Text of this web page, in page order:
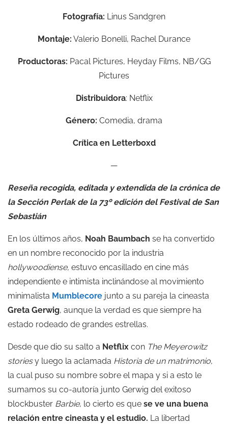
Fotografía: Linus Sandgren
Montaje: Valerio Bonelli, Rachel Durance
Productoras: Pacal Pictures, Heyday Films, NB/GG
Pictures
Distribuidora: Netflix
Género: Comedia, drama
Crítica en Letterboxd
—
Reseña recogida, editada y extendida de la crónica de
la Sección Perlakde la 73º edición del Festival de San
Sebastián
En los últimos años, Noah Baumbach se ha convertido
en un nombre reconocido por la industria
hollywoodiense, estuvo encasillado en cine más
independiente e intimista inclinándose al movimiento
minimalista Mumblecore junto a su pareja la cineasta
Greta Gerwig, aunque la verdad es que siempre ha
estado rodeado de grandes estrellas.
Desde que dio su salto a Netflix con The Meyerowitz
storiesy luego la aclamada Historia de un matrimonio,
la cual puso su nombre sobre el mapa y si a esto le
sumamos su co-autoría junto Gerwig del exitoso
blockbuster Barbie, lo cierto es que se ve una buena
relación entre cineasta y el estudio. La libertad